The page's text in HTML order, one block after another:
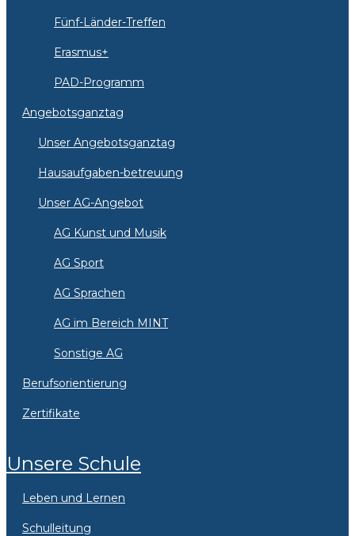
Fünf-Länder-Treffen
Erasmus+
PAD-Programm
Angebotsganztag
Unser Angebotsganztag
Hausaufgaben-betreuung
Unser AG-Angebot
AG Kunst und Musik
AG Sport
AG Sprachen
AG im Bereich MINT
Sonstige AG
Berufsorientierung
Zertifikate
Unsere Schule
Leben und Lernen
Schulleitung